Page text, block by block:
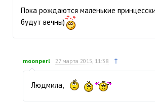
Пока рождаются маленькие
будут вечны)
moonperl 27 марта 2015, 11:38 ↑
Людмила,